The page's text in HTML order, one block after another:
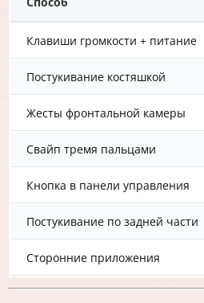
Клавиши громкости + питание
Постукивание костяшкой
Жесты фронтальной камеры
Свайп тремя пальцами
Кнопка в панели управления
Постукивание по задней части
Сторонние приложения